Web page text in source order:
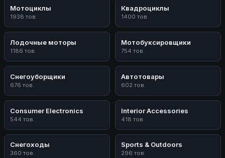
Мотоциклы
1938 тов.
Квадроциклы
1400 тов.
Лодочные моторы
1186 тов.
Мотобуксировщики
754 тов.
Снегоуборщики
676 тов.
Автотовары
602 тов.
Consumer Electronics
544 тов.
Interior Accessories
418 тов.
Снегоходы
360 тов.
Sports & Outdoors
296 тов.